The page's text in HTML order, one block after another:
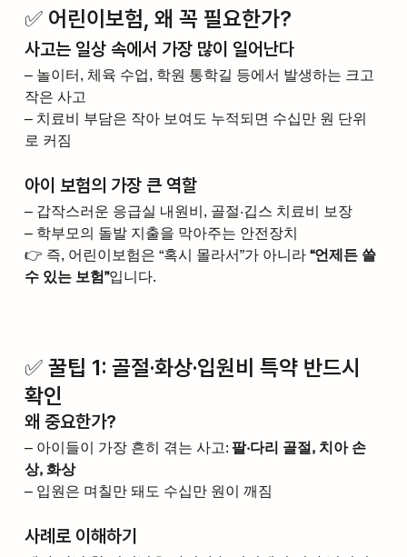
✅ 어린이보험, 왜 꼭 필요한가?
사고는 일상 속에서 가장 많이 일어난다
– 놀이터, 체육 수업, 학원 통학길 등에서 발생하는 크고
작은 사고
– 치료비 부담은 작아 보여도 누적되면 수십만 원 단위
로 커짐
아이 보험의 가장 큰 역할
– 갑작스러운 응급실 내원비, 골절·깁스 치료비 보장
– 학부모의 돌발 지출을 막아주는 안전장치
👉 즉, 어린이보험은 “혹시 몰라서”가 아니라 “언제든 쓸
수 있는 보험”입니다.
✅ 꿀팁 1: 골절·화상·입원비 특약 반드시
확인
왜 중요한가?
– 아이들이 가장 흔히 겪는 사고: 팔·다리 골절, 치아 손
상, 화상
– 입원은 며칠만 돼도 수십만 원이 깨짐
사례로 이해하기